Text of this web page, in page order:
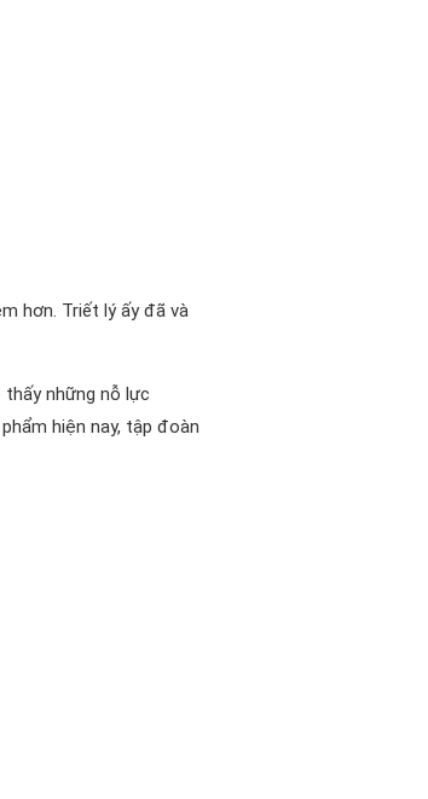
hơn. Triết lý ấy đã và
những nỗ lực
hiện nay, tập đoàn